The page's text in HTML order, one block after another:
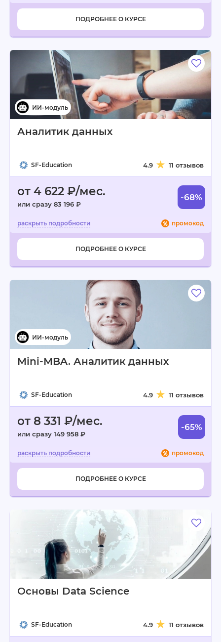
ПОДРОБНЕЕ О КУРСЕ
Аналитик данных
SF-Education 4.9 11 отзывов
от 4 622 ₽/мес.
или сразу 83 196 ₽
-68%
промокод
ПОДРОБНЕЕ О КУРСЕ
Mini-MBA. Аналитик данных
SF-Education 4.9 11 отзывов
от 8 331 ₽/мес.
или сразу 149 958 ₽
-65%
промокод
ПОДРОБНЕЕ О КУРСЕ
Основы Data Science
SF-Education 4.9 11 отзывов